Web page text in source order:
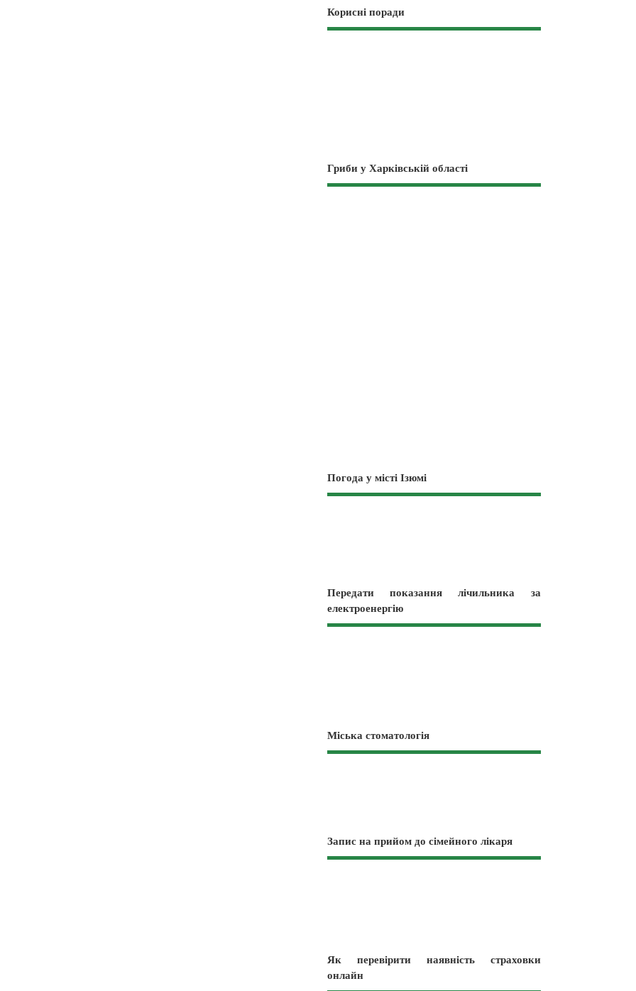
Корисні поради
Гриби у Харківській області
Погода у місті Ізюмі
Передати показання лічильника за
електроенергію
Міська стоматологія
Запис на прийом до сімейного лікаря
Як перевірити наявність страховки
онлайн